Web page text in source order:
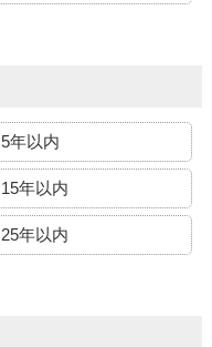
5年以内
15年以内
25年以内